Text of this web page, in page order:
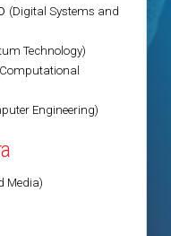
(Digital Systems and
Technology)
Engineering)
Media)